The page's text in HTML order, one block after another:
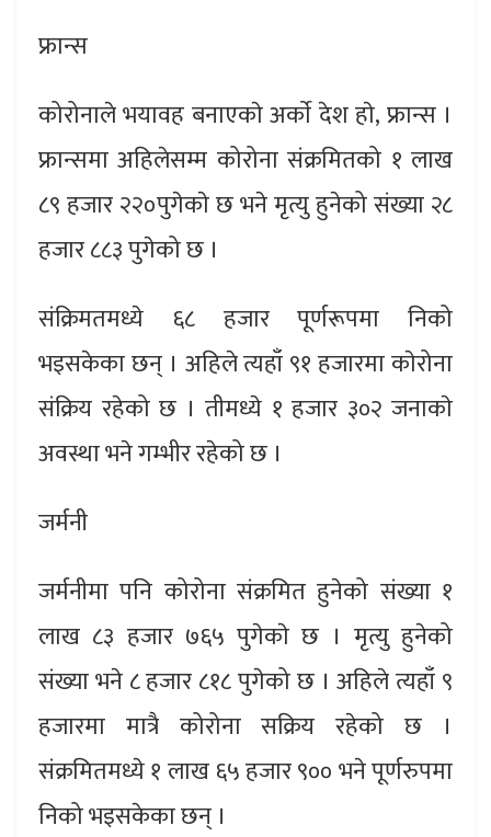
फ्रान्स
कोरोनाले भयावह बनाएकाे अर्काे देश हाे, फ्रान्स ।
फ्रान्समा अहिलेसम्म कोरोना संक्रमितको १ लाख
८९ हजार २२०पुगेकाे छ भने मृत्यु हुनेको संख्या २८
हजार ८८३ पुगेको छ ।
संक्रिमतमध्ये ६८ हजार पूर्णरूपमा निको
भइसकेका छन् । अहिले त्यहाँ ९१ हजारमा काेरोना
संक्रिय रहेको छ । तीमध्ये १ हजार ३०२ जनाकाे
अवस्था भने गम्भीर रहेको छ ।
जर्मनी
जर्मनीमा पनि कोरोना संक्रमित हुनेको संख्या १
लाख ८३ हजार ७६५ पुगेकाे छ । मृत्यु हुनेको
संख्या भने ८ हजार ८१८ पुगेको छ । अहिले त्यहाँ ९
हजारमा मात्रै कोरोना सक्रिय रहेको छ ।
संक्रमितमध्ये १ लाख ६५ हजार ९०० भने पूर्णरुपमा
निको भइसकेका छन् ।